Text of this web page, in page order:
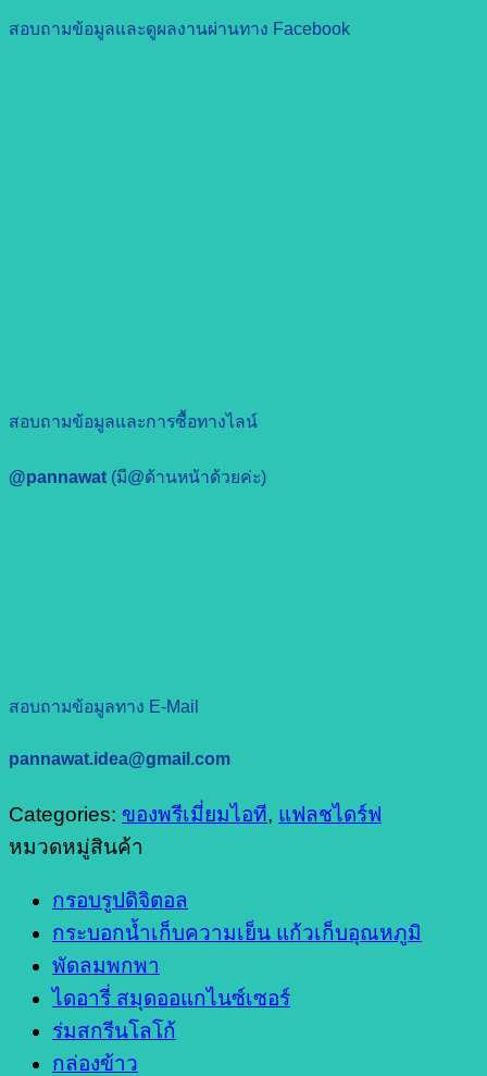
สอบถามข้อมูลและดูผลงานผ่านทาง Facebook
สอบถามข้อมูลและการซื้อทางไลน์
@pannawat (มี@ด้านหน้าด้วยค่ะ)
สอบถามข้อมูลทาง E-Mail
pannawat.idea@gmail.com
Categories: ของพรีเมี่ยมไอที, แฟลชไดร์ฟ
หมวดหมู่สินค้า
กรอบรูปดิจิตอล
กระบอกน้ำเก็บความเย็น แก้วเก็บอุณหภูมิ
พัดลมพกพา
ไดอารี่ สมุดออแกไนซ์เซอร์
ร่มสกรีนโลโก้
กล่องข้าว